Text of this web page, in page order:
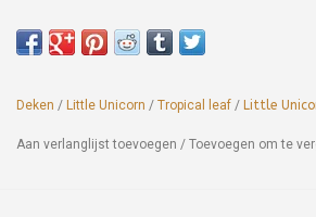
Deken / Little Unicorn / Tropical leaf / Little
Aan verlanglijst toevoegen / Toevoegen om te